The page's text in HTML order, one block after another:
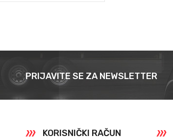
PRIJAVITE SE ZA NEWSLETTER
KORISNIČKI RAČUN